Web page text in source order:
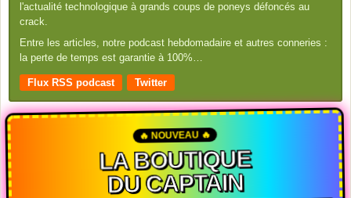
l'actualité technologique à grands coups de poneys défoncés au
crack.
Entre les articles, notre podcast hebdomadaire et autres conneries :
la perte de temps est garantie à 100%…
Flux RSS podcast Twitter
🔥 NOUVEAU 🔥
LA BOUTIQUE
DU CAPTAIN